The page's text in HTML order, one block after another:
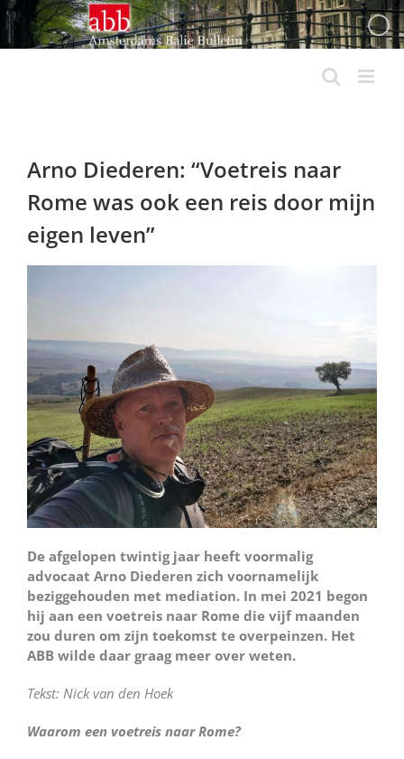
Ga
naar
inhoud
Arno Diederen: “Voetreis naar
Rome was ook een reis door mijn
eigen leven”
De afgelopen twintig jaar heeft voormalig
advocaat Arno Diederen zich voornamelijk
beziggehouden met mediation. In mei 2021 begon
hij aan een voetreis naar Rome die vijf maanden
zou duren om zijn toekomst te overpeinzen. Het
ABB wilde daar graag meer over weten.
Tekst: Nick van den Hoek
Waarom een voetreis naar Rome?